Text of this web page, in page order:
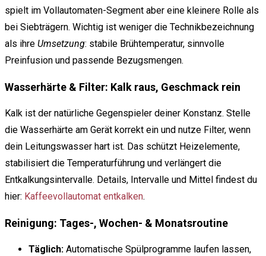
spielt im Vollautomaten-Segment aber eine kleinere Rolle als
bei Siebträgern. Wichtig ist weniger die Technikbezeichnung
als ihre Umsetzung: stabile Brühtemperatur, sinnvolle
Preinfusion und passende Bezugsmengen.
Wasserhärte & Filter: Kalk raus, Geschmack rein
Kalk ist der natürliche Gegenspieler deiner Konstanz. Stelle
die Wasserhärte am Gerät korrekt ein und nutze Filter, wenn
dein Leitungswasser hart ist. Das schützt Heizelemente,
stabilisiert die Temperaturführung und verlängert die
Entkalkungsintervalle. Details, Intervalle und Mittel findest du
hier: Kaffeevollautomat entkalken.
Reinigung: Tages-, Wochen- & Monatsroutine
Täglich: Automatische Spülprogramme laufen lassen,